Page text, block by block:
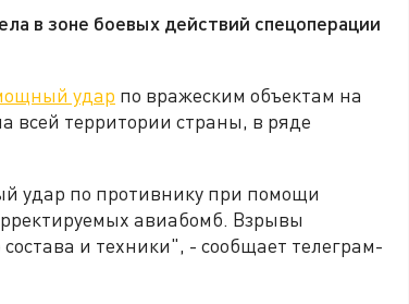
в зоне боевых действий спецоперации
удар по вражеским объектам на
всей территории страны, в ряде
удар по противнику при помощи
авиабомб. Взрывы
и техники", - сообщает телеграм-